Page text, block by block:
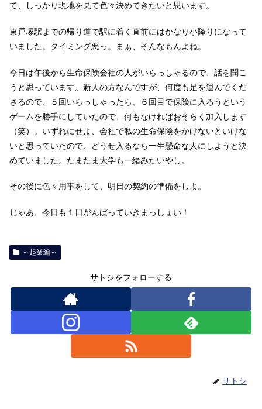
て、しっかり現地を見て色々決めてきたいと思います。
東戸塚駅までの帰り道で駅に着く直前にはかなり小降りになって
いました。タイミング悪っ。まぁ、そんなもんよね。
今日は午後から生命保険会社の人がいらっしゃるので、話を聞こ
うと思っています。新人の方なんですが、何度も足を運んでくだ
さるので、５回いらっしゃったら、６回目で保険に入ろうという
ゲームを勝手にしていたので、何もなければおそらく加入します
（笑）。いずれにせよ、会社で私の生命保険をかけないといけな
いと思っていたので、どうせ入るなら一生懸命な人にしようと決
めていました。たまたま大学も一緒みたいやし。
その後に色々用事をして、明日の契約の準備をしよ。
じゃあ、今日も１日がんばっていきまっしょい！
～起業編～
サトシをフォローする
サトシ